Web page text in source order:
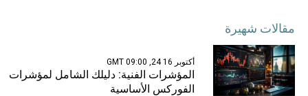
مقالات شهيرة
أكتوبر 16 24, 09:00 GMT
المؤشرات الفنية: دليلك الشامل لمؤشرات
الفوركس الأساسية